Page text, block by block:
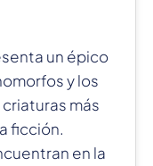
un épico
y los
más
ficción.
en la